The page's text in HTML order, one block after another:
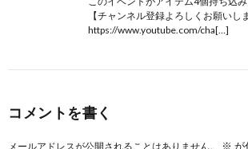
【チャンネル登録よろしくお願いし
https://www.youtube.com/cha[…]
コメントを書く
メールアドレスが公開されることはありません。 ※ が